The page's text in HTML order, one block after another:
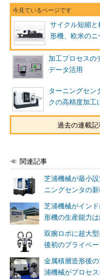
サイクル短縮
形機、欧米のニ
加工プロセスの
データ活用
ターニングセン
クの高精度加工
過去の連載
関連記事
芝浦機械が最小
ニングセンタの
芝浦機械がイン
形機の生産能力
双腕ロボに超大
後初のプライベ
金属積層造形後
浦機械がプロセ